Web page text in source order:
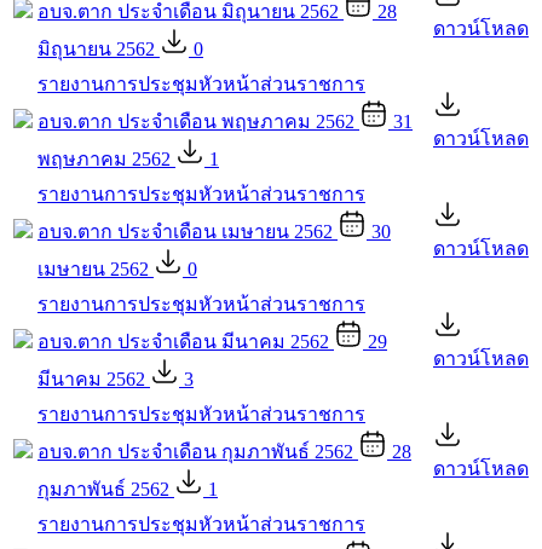
อบจ.ตาก ประจำเดือน มิถุนายน 2562
28
มิถุนายน 2562
0
ดาวน์โหลด
รายงานการประชุมหัวหน้าส่วนราชการ
อบจ.ตาก ประจำเดือน พฤษภาคม 2562
31
พฤษภาคม 2562
1
ดาวน์โหลด
รายงานการประชุมหัวหน้าส่วนราชการ
อบจ.ตาก ประจำเดือน เมษายน 2562
30
เมษายน 2562
0
ดาวน์โหลด
รายงานการประชุมหัวหน้าส่วนราชการ
อบจ.ตาก ประจำเดือน มีนาคม 2562
29
มีนาคม 2562
3
ดาวน์โหลด
รายงานการประชุมหัวหน้าส่วนราชการ
อบจ.ตาก ประจำเดือน กุมภาพันธ์ 2562
28
กุมภาพันธ์ 2562
1
ดาวน์โหลด
รายงานการประชุมหัวหน้าส่วนราชการ